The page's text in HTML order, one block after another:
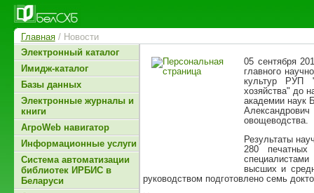
Главная/ Новости
Электронный каталог
Имидж-каталог
Базы данных
Электронные журналы и
книги
АгроWeb навигатор
Информационные услуги
Система автоматизации
библиотек ИРБИС в
Беларуси
05 сентября
главного
культур РУП
хозяйства" до
академии наук
овощеводства.
Результаты
280
высших и
руководством подготовлено семь